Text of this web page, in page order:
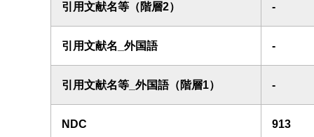
引用文献名等（階層2） -
引用文献名_外国語 -
引用文献名等_外国語（階層1） -
NDC 913